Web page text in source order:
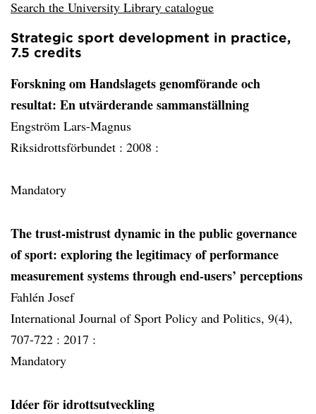
Search the University Library catalogue
Strategic sport development in practice,
7.5 credits
Forskning om Handslagets genomförande och
resultat: En utvärderande sammanställning
Engström Lars-Magnus
Riksidrottsförbundet : 2008 :
Mandatory
The trust-mistrust dynamic in the public governance
of sport: exploring the legitimacy of performance
measurement systems through end-users’ perceptions
Fahlén Josef
International Journal of Sport Policy and Politics, 9(4),
707-722 : 2017 :
Mandatory
Idéer för idrottsutveckling